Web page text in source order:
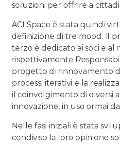
soluzioni per offrire a
ACI Space è stata quindi
definizione di tre mood. Il
terzo è dedicato ai soci e
rispettivamente
progetto di rinnovamento
processi iterativi e la
il coinvolgimento di diversi
innovazione, in uso ormai da
Nelle fasi iniziali è stata
condiviso la loro opinione